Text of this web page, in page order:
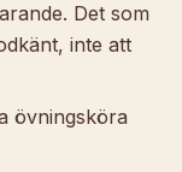
Det som
, inte att
övningsköra